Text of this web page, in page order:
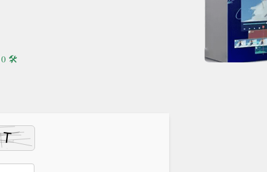
🛠 Hash code: ff966be796303af9b8934e1637953a10